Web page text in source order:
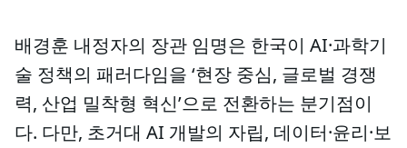
배경훈 내정자의 장관 임명은 한국이 AI·과학기
술 정책의 패러다임을 ‘현장 중심, 글로벌 경쟁
력, 산업 밀착형 혁신’으로 전환하는 분기점이
다. 다만, 초거대 AI 개발의 자립, 데이터·윤리·보